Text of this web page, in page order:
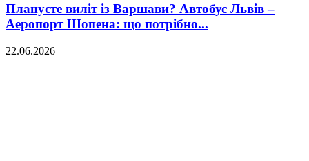
Плануєте виліт із Варшави? Автобус Львів –
Аеропорт Шопена: що потрібно...
22.06.2026